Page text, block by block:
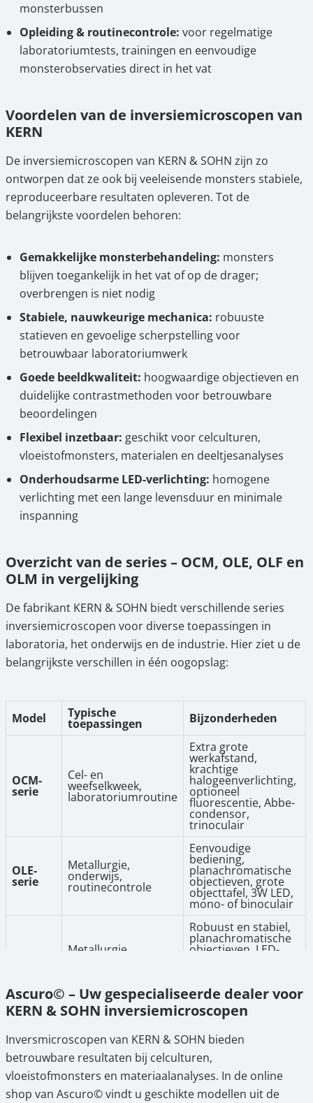
monsterbussen
Opleiding & routinecontrole: voor regelmatige
laboratoriumtests, trainingen en eenvoudige
monsterobservaties direct in het vat
Voordelen van de inversiemicroscopen van
KERN
De inversiemicroscopen van KERN & SOHN zijn zo
ontworpen dat ze ook bij veeleisende monsters stabiele,
reproduceerbare resultaten opleveren. Tot de
belangrijkste voordelen behoren:
Gemakkelijke monsterbehandeling: monsters
blijven toegankelijk in het vat of op de drager;
overbrengen is niet nodig
Stabiele, nauwkeurige mechanica: robuuste
statieven en gevoelige scherpstelling voor
betrouwbaar laboratoriumwerk
Goede beeldkwaliteit: hoogwaardige objectieven en
duidelijke contrastmethoden voor betrouwbare
beoordelingen
Flexibel inzetbaar: geschikt voor celculturen,
vloeistofmonsters, materialen en deeltjesanalyses
Onderhoudsarme LED-verlichting: homogene
verlichting met een lange levensduur en minimale
inspanning
Overzicht van de series – OCM, OLE, OLF en
OLM in vergelijking
De fabrikant KERN & SOHN biedt verschillende series
inversiemicroscopen voor diverse toepassingen in
laboratoria, het onderwijs en de industrie. Hier ziet u de
belangrijkste verschillen in één oogopslag:
Model Typische
toepassingen Bijzonderheden
OCM-
serie
Cel- en
weefselkweek,
laboratoriumroutine
Extra grote
werkafstand,
krachtige
halogeenverlichting,
optioneel
fluorescentie, Abbe-
condensor,
trinoculair
OLE-
serie
Metallurgie,
onderwijs,
routinecontrole
Eenvoudige
bediening,
planachromatische
objectieven, grote
objecttafel, 3W LED,
mono- of binoculair
Metallurgie,
Robuust en stabiel,
planachromatische
objectieven, LED-
objectieven
OLM-
serie
Industrie,
oppervlakte- en
materiaalkenmerken
Krachtige LED-
geïntegreerde
werkafstand,
compact ontwerp,
mobiel inzetbaar
Ascuro© – Uw gespecialiseerde dealer voor
KERN & SOHN inversiemicroscopen
Inversmicroscopen van KERN & SOHN bieden
betrouwbare resultaten bij celculturen,
vloeistofmonsters en materiaalanalyses. In de online
shop van Ascuro© vindt u geschikte modellen uit de